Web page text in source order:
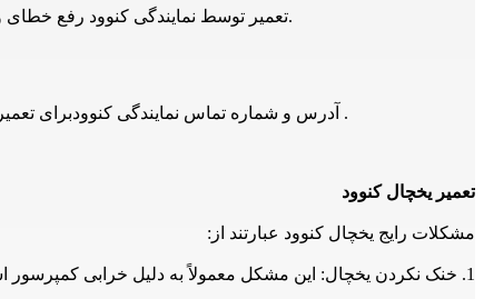
تعمیر توسط نمایندگی کنوود رفع خطای و لیست خطای تعمیر یخچال ساید بای ساید کنوود توسط تعمیرکار نمایندگی تعمیر یخچال ساید بای ساید کنوود در تهران و حومه انجام می شود.
آدرس و شماره تماس نمایندگی کنوودبرای تعمیر تعمیر یخچال ساید بای ساید کنوود توسط تعمیرکار نمایندگی تعمیر یخچال ساید بای ساید کنوود در تهران 021-66609627 و 09129429461 است .
تعمیر یخچال کنوود
مشکلات رایج یخچال کنوود عبارتند از:
1. خنک نکردن یخچال: این مشکل معمولاً به دلیل خرابی کمپرسور است. در این صورت، باید کمپرسور را تعمیر یا تعویض کنید.